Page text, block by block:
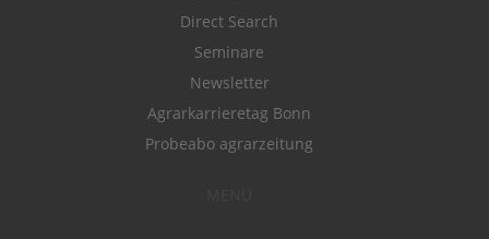
Direct Search
Seminare
Newsletter
Agrarkarrieretag Bonn
Probeabo agrarzeitung